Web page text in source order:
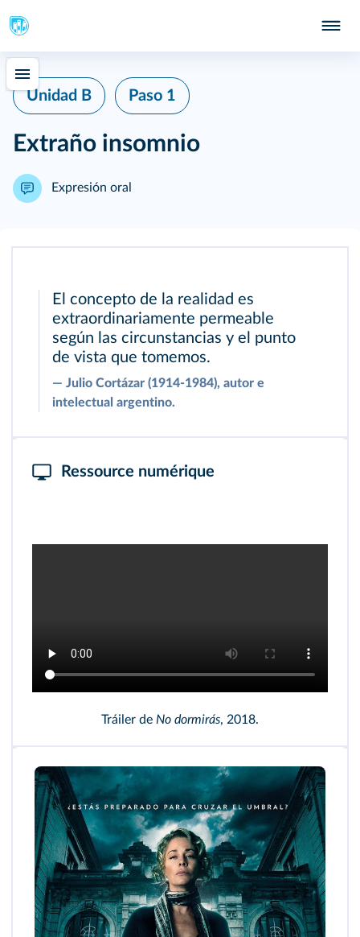
Unidad B Paso 1
Extraño insomnio
Expresión oral
El concepto de la realidad es
extraordinariamente permeable
según las circunstancias y el punto
de vista que tomemos.
― Julio Cortázar (1914-1984), autor e
intelectual argentino.
Ressource numérique
Tráiler de No dormirás, 2018.